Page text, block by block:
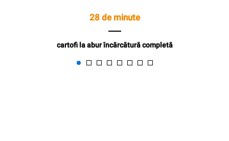
28 de minute
cartofi la abur încărcătură completă